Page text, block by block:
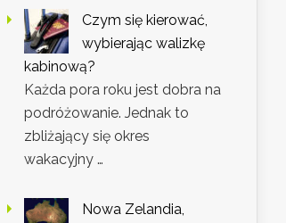
Czym się kierować,
wybierając walizkę
kabinową?
Każda pora roku jest dobra na
podróżowanie. Jednak to
zbliżający się okres
wakacyjny …
Nowa Zelandia,